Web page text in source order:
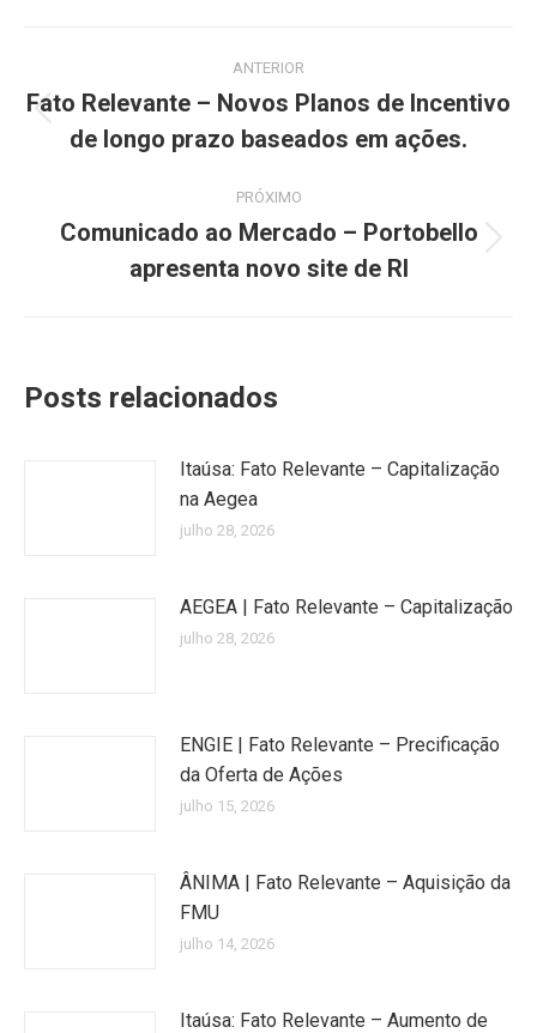
de
post:
ANTERIOR
anterior:
Fato Relevante – Novos Planos de Incentivo
de longo prazo baseados em ações.
PRÓXIMO
post:
Comunicado ao Mercado – Portobello
apresenta novo site de RI
Posts relacionados
Itaúsa: Fato Relevante – Capitalização
na Aegea
julho 28, 2026
AEGEA | Fato Relevante – Capitalização
julho 28, 2026
ENGIE | Fato Relevante – Precificação
da Oferta de Ações
julho 15, 2026
ÂNIMA | Fato Relevante – Aquisição da
FMU
julho 14, 2026
Itaúsa: Fato Relevante – Aumento de